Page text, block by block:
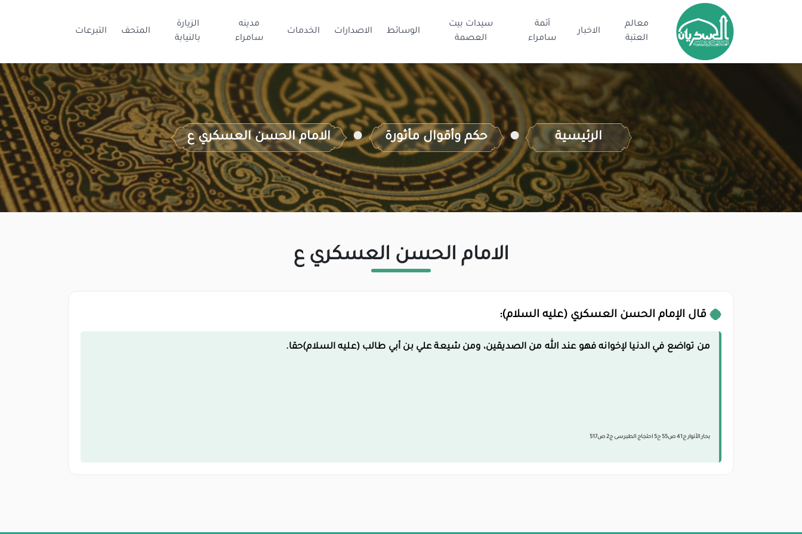
معالم
العتبة
الاخبار
أئمة
سامراء
سيدات بيت
العصمة
الوسائط الاصدارات الخدمات
مدينه
سامراء
الزيارة
بالنيابة
المتحف التبرعات
الرئيسية حكم وأقوال مأثورة الامام الحسن العسكري ع
الامام الحسن العسكري ع
قال الإمام الحسن العسكري (عليه السلام):
من تواضع في الدنيا لإخوانه فهو عند الله من الصديقين، ومن شيعة علي بن أبي طالب (عليه السلام)حقا.
بحار الأنوار ج41 ص55 ح5 احتجاج الطبرسى ج2 ص517